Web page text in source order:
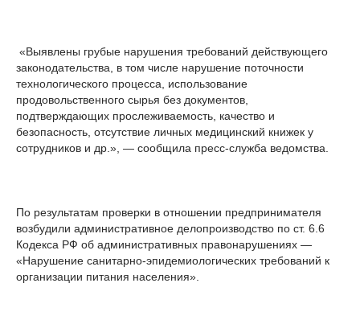
«Выявлены грубые нарушения требований действующего
законодательства, в том числе нарушение поточности
технологического процесса, использование
продовольственного сырья без документов,
подтверждающих прослеживаемость, качество и
безопасность, отсутствие личных медицинский книжек у
сотрудников и др.», — сообщила пресс-служба ведомства.
По результатам проверки в отношении предпринимателя
возбудили административное делопроизводство по ст. 6.6
Кодекса РФ об административных правонарушениях —
«Нарушение санитарно-эпидемиологических требований к
организации питания населения».